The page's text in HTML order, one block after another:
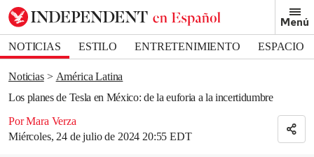
Menú
NOTICIAS ESTILO ENTRETENIMIENTO
ESPACIO
DEPORTES
Noticias
América Latina
Los planes de Tesla en México: de la euforia a la incertidumbre
Por Mara Verza
Miércoles, 24 de julio de 2024 20:55 EDT
Bookmark popover
Removed from bookmarks
Close popover